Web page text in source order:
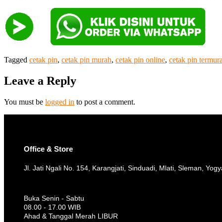
Tagged cetak pin, cetak pin murah, cetak pin online, cetak pin
Leave a Reply
You must be logged in to post a comment.
Office & Store
Jl. Jati Ngali No. 154, Karangjati, Sinduadi, Mlati, Sleman,
Buka Senin - Sabtu
08.00 - 17.00 WIB
Ahad & Tanggal Merah LIBUR